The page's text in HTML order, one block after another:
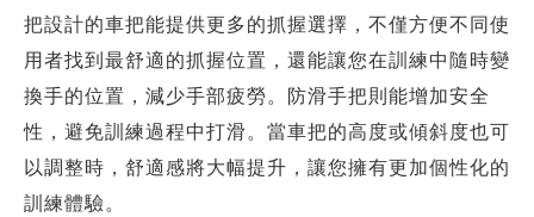
把設計的車把能提供更多的抓握選擇，不僅方便不同使
用者找到最舒適的抓握位置，還能讓您在訓練中隨時變
換手的位置，減少手部疲勞。防滑手把則能增加安全
性，避免訓練過程中打滑。當車把的高度或傾斜度也可
以調整時，舒適感將大幅提升，讓您擁有更加個性化的
訓練體驗。